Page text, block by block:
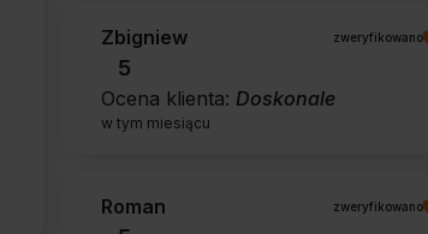
Zbigniew zweryfikowano
5
Ocena klienta: Doskonale
w tym miesiącu
Roman zweryfikowano